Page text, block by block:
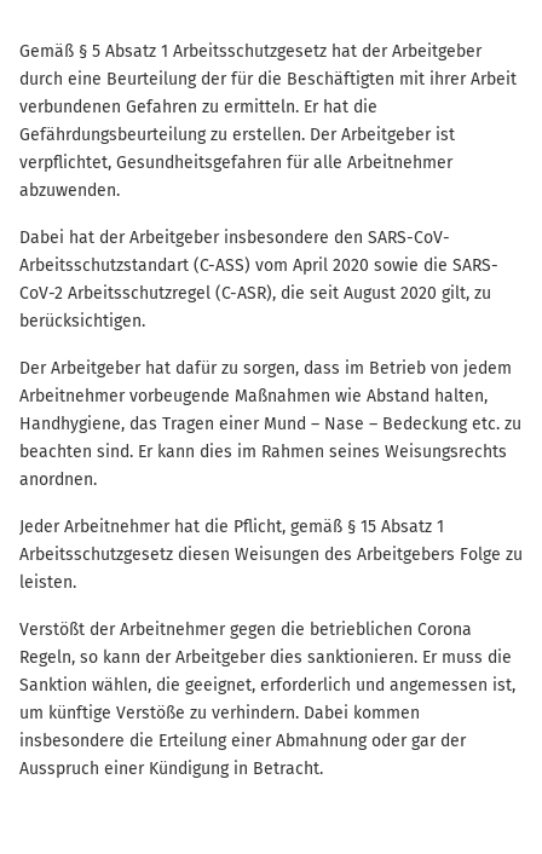
Gemäß § 5 Absatz 1 Arbeitsschutzgesetz hat der Arbeitgeber
durch eine Beurteilung der für die Beschäftigten mit ihrer Arbeit
verbundenen Gefahren zu ermitteln. Er hat die
Gefährdungsbeurteilung zu erstellen. Der Arbeitgeber ist
verpflichtet, Gesundheitsgefahren für alle Arbeitnehmer
abzuwenden.
Dabei hat der Arbeitgeber insbesondere den SARS-CoV-
Arbeitsschutzstandart (C-ASS) vom April 2020 sowie die SARS-
CoV-2 Arbeitsschutzregel (C-ASR), die seit August 2020 gilt, zu
berücksichtigen.
Der Arbeitgeber hat dafür zu sorgen, dass im Betrieb von jedem
Arbeitnehmer vorbeugende Maßnahmen wie Abstand halten,
Handhygiene, das Tragen einer Mund – Nase – Bedeckung etc. zu
beachten sind. Er kann dies im Rahmen seines Weisungsrechts
anordnen.
Jeder Arbeitnehmer hat die Pflicht, gemäß § 15 Absatz 1
Arbeitsschutzgesetz diesen Weisungen des Arbeitgebers Folge zu
leisten.
Verstößt der Arbeitnehmer gegen die betrieblichen Corona
Regeln, so kann der Arbeitgeber dies sanktionieren. Er muss die
Sanktion wählen, die geeignet, erforderlich und angemessen ist,
um künftige Verstöße zu verhindern. Dabei kommen
insbesondere die Erteilung einer Abmahnung oder gar der
Ausspruch einer Kündigung in Betracht.